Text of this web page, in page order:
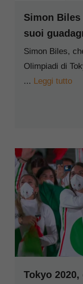
Simon
suoi
Simon Biles,
Olimpiadi di
... Leggi tutto
Tokyo